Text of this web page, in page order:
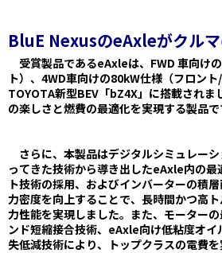
BluE NexusのeAxleがクル
受賞製品であるeAxleは、FWD 車向け
ト）、4WD車向けの80kW仕様（フロント
TOYOTA新型BEV「bZ4X」に搭載されま
の楽しさと燃費の最適化を実現する製品で
さらに、本製品はデジタルシミュレー
ってきた技術から導き出したeAxle内の最
ト技術の採用、およびインバーターの積
力密度を向上することで、長時間かつ高
力性能を実現しました。また、モーター
ンド短縮接合技術、eAxle向け低粘度オ
失低減技術により、トップクラスの電費を